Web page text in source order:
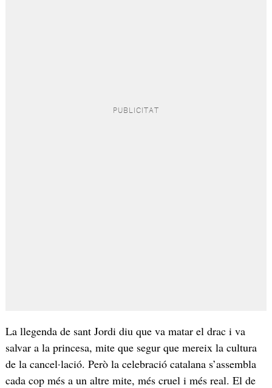
La llegenda de sant Jordi diu que va matar el drac i va
salvar a la princesa, mite que segur que mereix la cultura
de la cancel·lació. Però la celebració catalana s’assembla
cada cop més a un altre mite, més cruel i més real. El de